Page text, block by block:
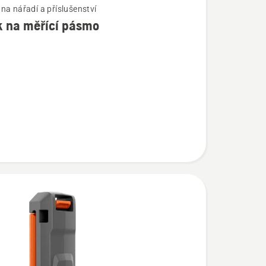
na nářadí a příslušenství
na měřící pásmo